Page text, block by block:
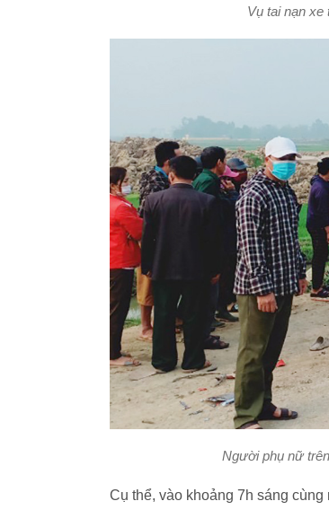
Vụ tai nạn
Người phụ nữ
Cụ thể, vào khoảng 7h sáng